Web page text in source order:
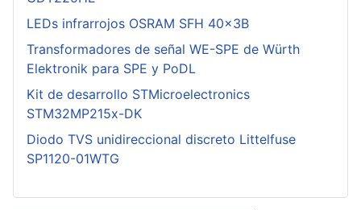
LEDs infrarrojos OSRAM SFH 40x3B
Transformadores de señal WE-SPE de Würth
Elektronik para SPE y PoDL
Kit de desarrollo STMicroelectronics
STM32MP215x-DK
Diodo TVS unidireccional discreto Littelfuse
SP1120-01WTG